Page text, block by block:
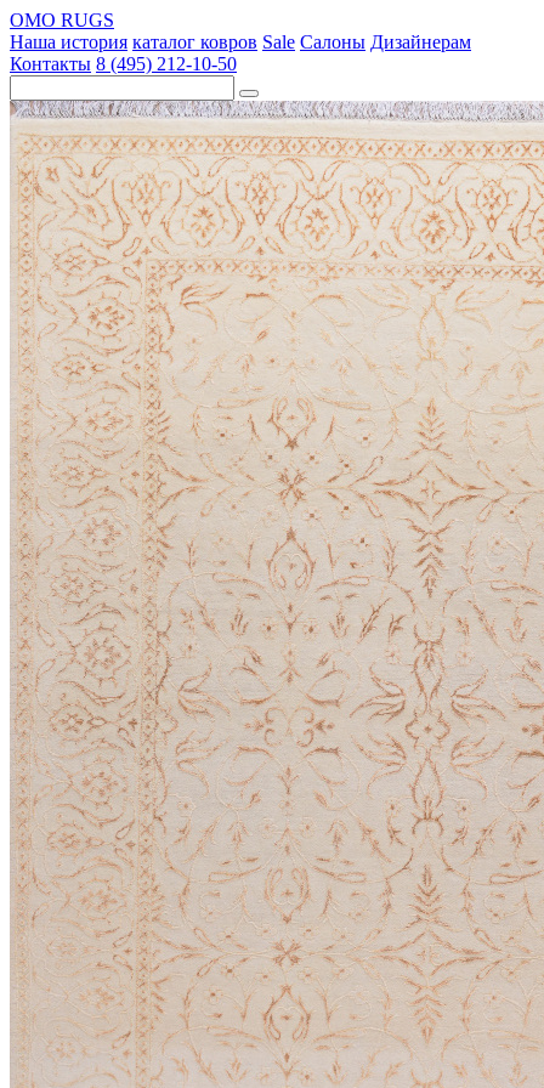
OMO RUGS
Наша история каталог ковров Sale Салоны Дизайнерам
Контакты 8 (495) 212-10-50